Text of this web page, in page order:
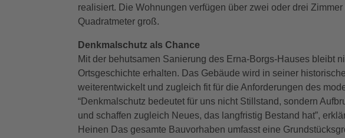
realisiert. Die Wohnungen verfügen über zwei oder drei
Quadratmeter groß.
Denkmalschutz als Chance
Mit der behutsamen Sanierung des Erna-Borgs-Hauses bleibt
Ortsgeschichte erhalten. Das Gebäude wird in seiner
weiterentwickelt und zugleich fit für die Anforderungen des
“Denkmalschutz bedeutet für uns nicht Stillstand, sondern
und schaffen zugleich Neues, das langfristig Bestand hat”,
Heinen Das gesamte Bauvorhaben umfasst eine